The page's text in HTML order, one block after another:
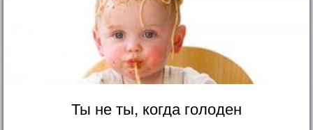
Ты не ты, когда голоден